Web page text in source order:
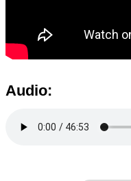
Audio: